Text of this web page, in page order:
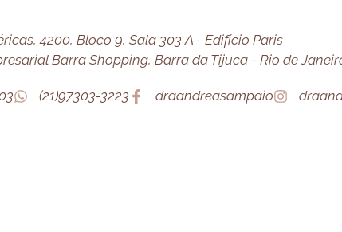
4200, Bloco 9, Sala 303 A - Edifício Paris
Barra Shopping, Barra da Tijuca - Rio de
(21)97303-3223 draandreasampaio